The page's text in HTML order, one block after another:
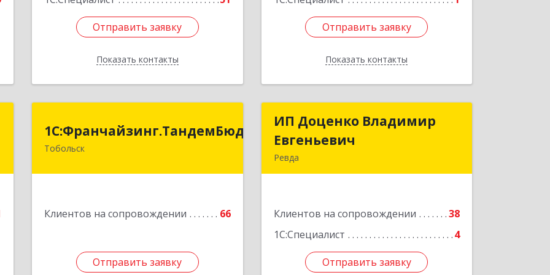
Отправить заявку
Показать контакты
Отправить заявку
Назад
Отправить заявку
Показать контакты
Отправить заявку
Назад
1С:Франчайзинг.ТандемБюджет
Тобольск
Клиентов на сопровождении 66
Отправить заявку
1С:Франчайзинг.ТандемБюджет
Отправить заявку
ИП Доценко Владимир
Евгеньевич
Ревда
Клиентов на сопровождении
38
1С:Специалист
4
Отправить заявку
ИП Доценко Владимир
Подробнее
Отправить заявку